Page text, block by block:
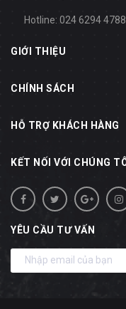
Hotline: 024 6294 4788
GIỚI THIỆU
CHÍNH SÁCH
HỖ TRỢ KHÁCH HÀNG
KẾT NỐI VỚI CHÚNG
YÊU CẦU TƯ VẤN